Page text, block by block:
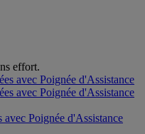
effort.
Poignée d'Assistance